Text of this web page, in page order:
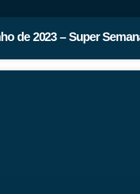
de 2023 – Super